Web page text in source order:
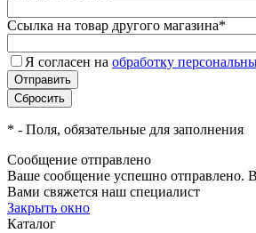
Ссылка на товар другого магазина*
Я согласен на обработку
* - Поля, обязательные для заполнения
Сообщение отправлено
Ваше сообщение успешно отправлено.
Вами свяжется наш специалист
Закрыть окно
Каталог